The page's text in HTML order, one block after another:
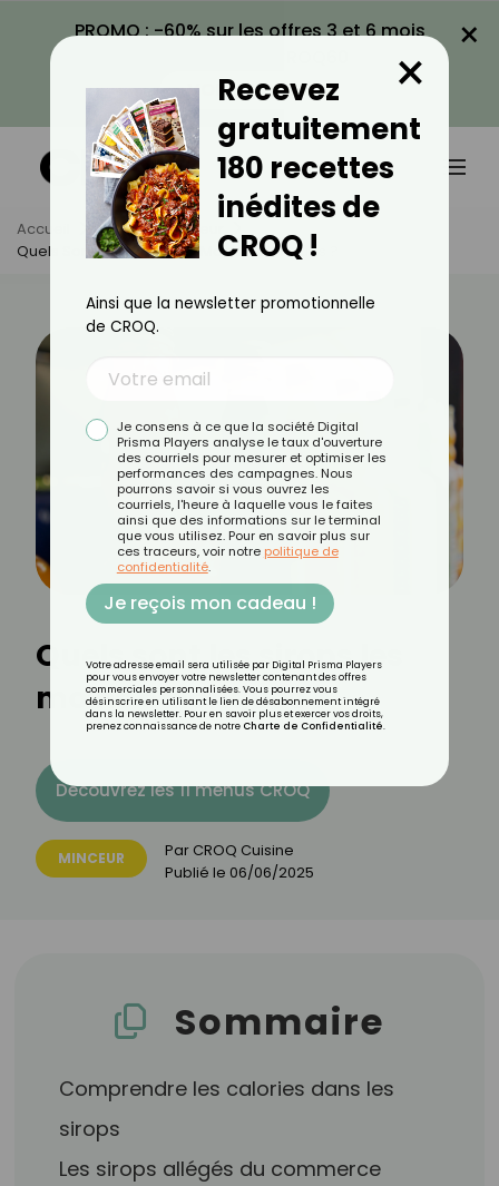
PROMO : -60% sur les offres 3 et 6 mois
VOIR LA PROMO
×
Accueil Actus
Minceur
Quels Sont Les Sirops Les Moins Caloriques ?
Quels sont les sirops les
moins caloriques ?
Découvrez les 11 menus CROQ
MINCEUR Par CROQ Cuisine
Publié le 06/06/2025
Sommaire
Comprendre les calories dans les
sirops
Les sirops allégés du commerce
Recevez
gratuitement
180 recettes
inédites de
CROQ !
×
Ainsi que la newsletter promotionnelle
de CROQ.
Je consens à ce que la société Digital
Prisma Players analyse le taux d'ouverture
des courriels pour mesurer et optimiser les
performances des campagnes. Nous
pourrons savoir si vous ouvrez les
courriels, l'heure à laquelle vous le faites
ainsi que des informations sur le terminal
que vous utilisez. Pour en savoir plus sur
ces traceurs, voir notre politique de
confidentialité.
Je reçois mon cadeau !
Votre adresse email sera utilisée par Digital Prisma Players
pour vous envoyer votre newsletter contenant des offres
commerciales personnalisées. Vous pourrez vous
désinscrire en utilisant le lien de désabonnement intégré
dans la newsletter. Pour en savoir plus et exercer vos droits,
prenez connaissance de notre Charte de Confidentialité.